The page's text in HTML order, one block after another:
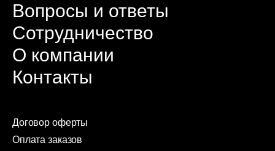
Вопросы и ответы
Сотрудничество
О компании
Контакты
Договор оферты
Оплата заказов